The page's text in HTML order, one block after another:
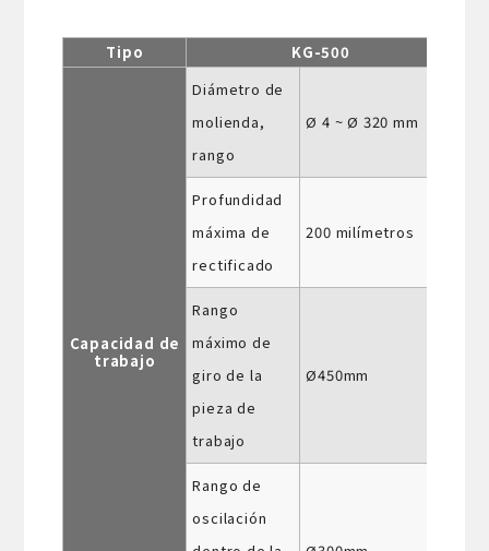
Tipo KG-500
Capacidad de
trabajo
Diámetro de
molienda,
rango
Ø 4 ~ Ø 320 mm
Profundidad
máxima de
rectificado
200 milímetros
Rango
máximo de
giro de la
pieza de
trabajo
Ø450mm
Rango de
oscilación